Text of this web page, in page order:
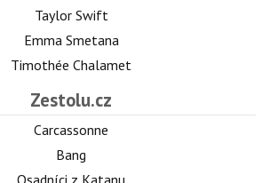
Taylor Swift
Emma Smetana
Timothée Chalamet
Zestolu.cz
Carcassonne
Bang
Osadníci z Katanu